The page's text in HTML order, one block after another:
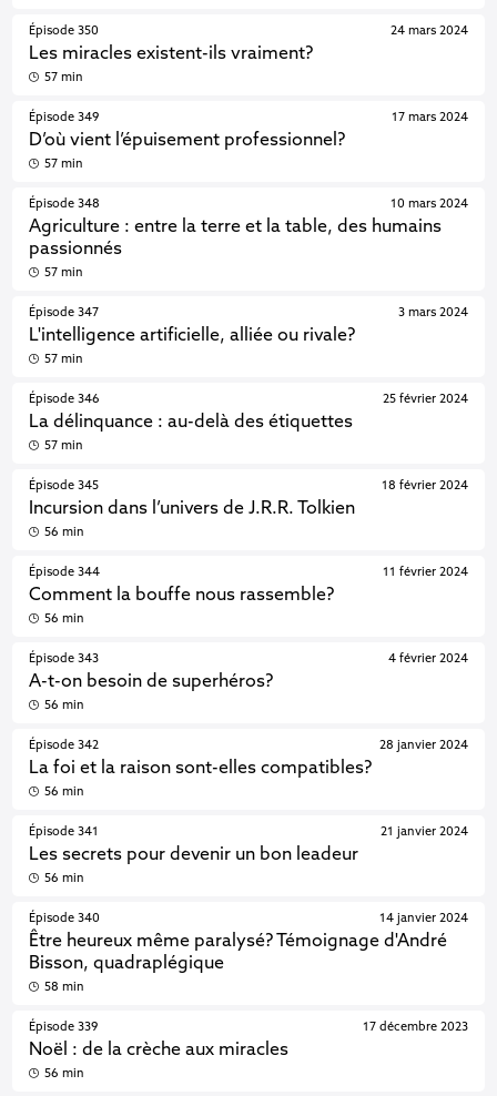
Épisode 350
Les miracles existent-ils vraiment?
24 mars 2024
57 min
Épisode 349
D’où vient l’épuisement professionnel?
17 mars 2024
57 min
Épisode 348
Agriculture : entre la terre et la table, des humains
passionnés
10 mars 2024
57 min
Épisode 347
L'intelligence artificielle, alliée ou rivale?
3 mars 2024
57 min
Épisode 346
La délinquance : au-delà des étiquettes
25 février 2024
57 min
Épisode 345
Incursion dans l’univers de J.R.R. Tolkien
18 février 2024
56 min
Épisode 344
Comment la bouffe nous rassemble?
11 février 2024
56 min
Épisode 343
A-t-on besoin de superhéros?
4 février 2024
56 min
Épisode 342
La foi et la raison sont-elles compatibles?
28 janvier 2024
56 min
Épisode 341
Les secrets pour devenir un bon leadeur
21 janvier 2024
56 min
Épisode 340
Être heureux même paralysé? Témoignage d'André
Bisson, quadraplégique
14 janvier 2024
58 min
Épisode 339
Noël : de la crèche aux miracles
17 décembre 2023
56 min